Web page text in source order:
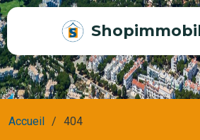
Accueil 404